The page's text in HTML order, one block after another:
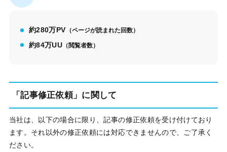
約280万PV （ページが読まれた回数）
約84万UU （閲覧者数）
「記事修正依頼」に関して
当社は、以下の場合に限り、記事の修正依頼を受け付けており
ます。それ以外の修正依頼には対応できませんので、ご了承く
ださい。